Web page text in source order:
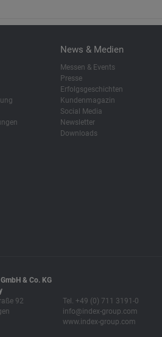
News & Medien
Messen & Events
Presse
Erfolgsgeschichten
Kundenmagazin
Social Media
Newsletter
Downloads
GmbH & Co. KG
92
Tel. +49 (0) 711 3191-0
info@index-group.com
www.index-group.com